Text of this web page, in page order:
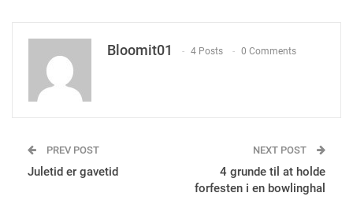
Bloomit01 4 Posts 0 Comments
PREV POST
Juletid er gavetid
NEXT POST
4 grunde til at holde
forfesten i en bowlinghal